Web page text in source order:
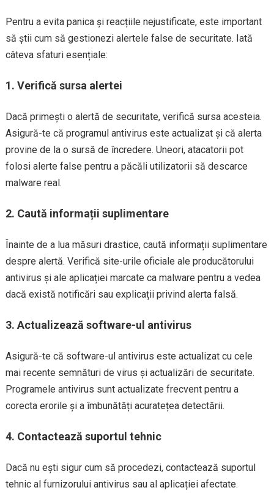
Pentru a evita panica și reacțiile nejustificate, este important
să știi cum să gestionezi alertele false de securitate. Iată
câteva sfaturi esențiale:
1. Verifică sursa alertei
Dacă primești o alertă de securitate, verifică sursa acesteia.
Asigură-te că programul antivirus este actualizat și că alerta
provine de la o sursă de încredere. Uneori, atacatorii pot
folosi alerte false pentru a păcăli utilizatorii să descarce
malware real.
2. Caută informații suplimentare
Înainte de a lua măsuri drastice, caută informații suplimentare
despre alertă. Verifică site-urile oficiale ale producătorului
antivirus și ale aplicației marcate ca malware pentru a vedea
dacă există notificări sau explicații privind alerta falsă.
3. Actualizează software-ul antivirus
Asigură-te că software-ul antivirus este actualizat cu cele
mai recente semnături de virus și actualizări de securitate.
Programele antivirus sunt actualizate frecvent pentru a
corecta erorile și a îmbunătăți acuratețea detectării.
4. Contactează suportul tehnic
Dacă nu ești sigur cum să procedezi, contactează suportul
tehnic al furnizorului antivirus sau al aplicației afectate.